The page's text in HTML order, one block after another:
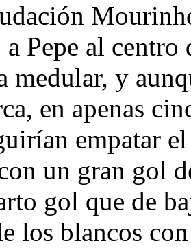
a Pepe al
medular, y
en apenas
empatar
un gran gol
gol que de
los blancos